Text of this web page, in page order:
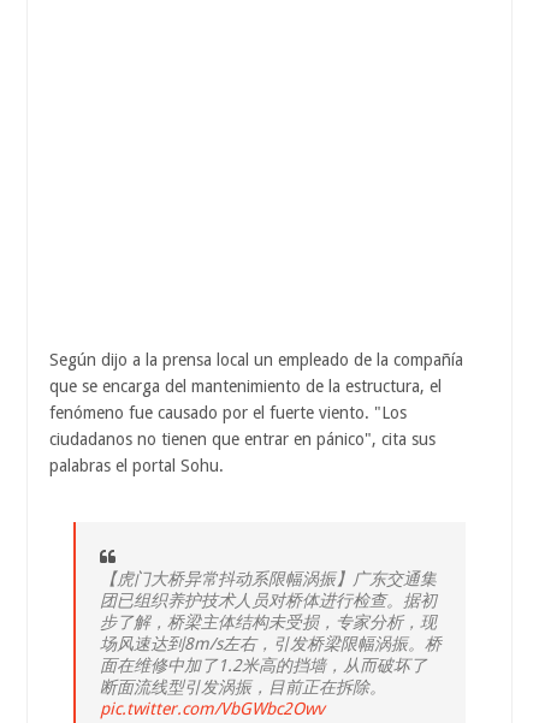
Según dijo a la prensa local un empleado de la compañía
que se encarga del mantenimiento de la estructura, el
fenómeno fue causado por el fuerte viento. "Los
ciudadanos no tienen que entrar en pánico", cita sus
palabras el portal Sohu.
【虎门大桥异常抖动系限幅涡振】广东交通集
团已组织养护技术人员对桥体进行检查。据初
步了解，桥梁主体结构未受损，专家分析，现
场风速达到8m/s左右，引发桥梁限幅涡振。桥
面在维修中加了1.2米高的挡墙，从而破坏了
断面流线型引发涡振，目前正在拆除。
pic.twitter.com/VbGWbc2Owv